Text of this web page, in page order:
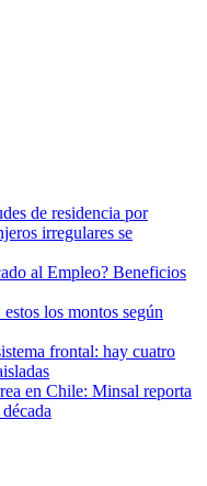
de residencia por
irregulares se
al Empleo? Beneficios
los montos según
frontal: hay cuatro
en Chile: Minsal reporta